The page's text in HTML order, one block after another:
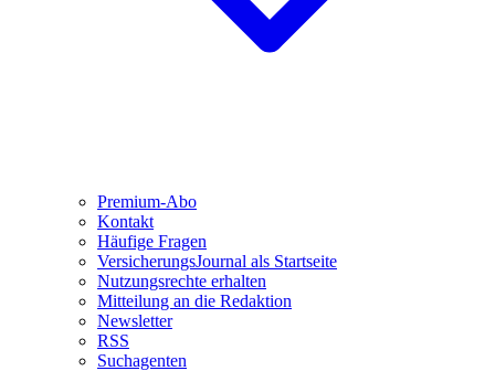
Premium-Abo
Kontakt
Häufige Fragen
VersicherungsJournal als Startseite
Nutzungsrechte erhalten
Mitteilung an die Redaktion
Newsletter
RSS
Suchagenten